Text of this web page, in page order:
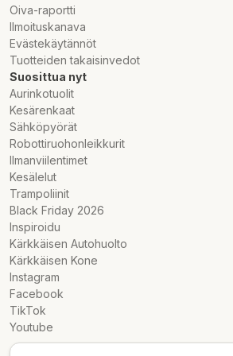
USB-C data/­latauskaapeli
Pika-aloitusopas
SIM-työkalu
Laturi ostettava erikseen
Oiva-raportti
Ilmoituskanava
Evästekäytännöt
Tuotteiden takaisinvedot
Suosittua nyt
Aurinkotuolit
Kesärenkaat
Sähköpyörät
Robottiruohonleikkurit
Ilmanviilentimet
Kesälelut
Trampoliinit
Black Friday 2026
Inspiroidu
Kärkkäisen Autohuolto
Kärkkäisen Kone
Instagram
Facebook
TikTok
Youtube